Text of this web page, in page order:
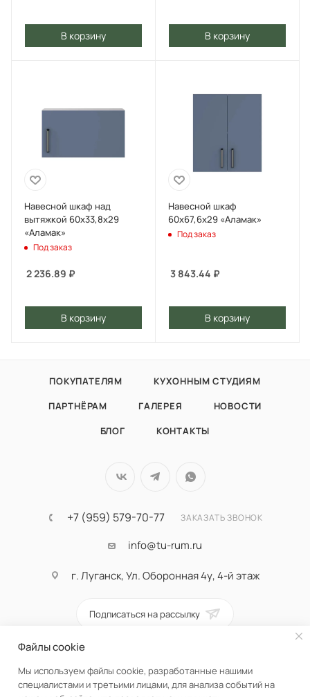
В корзину В корзину
Навесной шкаф над
вытяжкой 60х33,8х29
«Аламак»
Под заказ
2 236.89 ₽
В корзину
Навесной шкаф
60х67,6х29 «Аламак»
Под заказ
3 843.44 ₽
В корзину
ПОКУПАТЕЛЯМ
КУХОННЫМ СТУДИЯМ
ПАРТНЁРАМ
ГАЛЕРЕЯ
НОВОСТИ
БЛОГ
КОНТАКТЫ
+7 (959) 579-70-77 ЗАКАЗАТЬ ЗВОНОК
info@tu-rum.ru
г. Луганск, Ул. Оборонная 4у, 4-й этаж
Подписаться на рассылку
Файлы cookie
Мы используем файлы cookie, разработанные нашими
специалистами и третьими лицами, для анализа событий на